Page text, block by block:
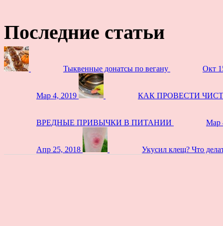
Последние статьи
Тыквенные донатсы по вегану Окт
Мар 4, 2019 КАК ПРОВЕСТИ
ВРЕДНЫЕ ПРИВЫЧКИ В ПИТАНИИ Мар
Апр 25, 2018 Укусил клещ? Что